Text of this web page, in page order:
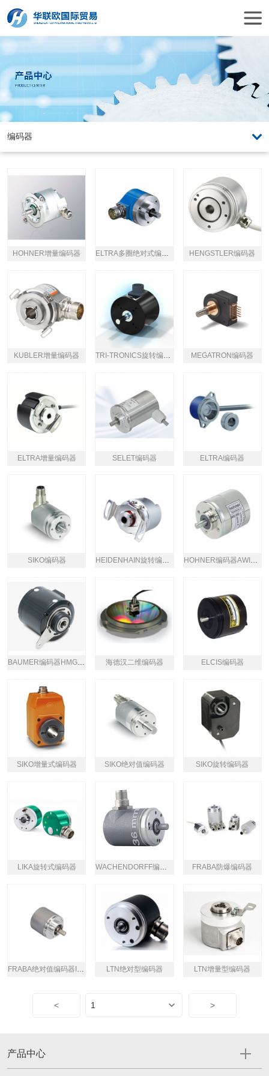
HOHNER增量编码器 ELTRA多圈绝对式编码器 HENGSTLER编码器
KUBLER增量编码器 TRI-TRONICS旋转编码器 MEGATRON编码器
ELTRA增量编码器 SELET编码器 ELTRA编码器
SIKO编码器 HEIDENHAIN旋转编码器 HOHNER编码器AWI40系列
BAUMER编码器HMG10系列 海德汉二维编码器 ELCIS编码器
SIKO增量式编码器 SIKO绝对值编码器 SIKO旋转编码器
LIKA旋转式编码器 FRABA防爆编码器
FRABA绝对值编码器IXARC系列 LTN绝对型编码器 LTN增量型编码器
< >
产品中心